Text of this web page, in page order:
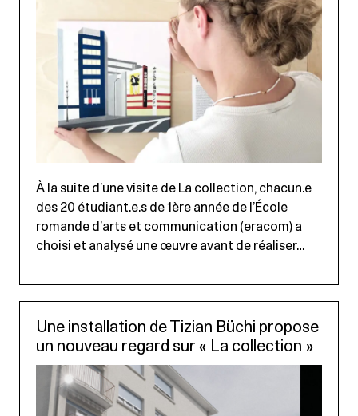
À la suite d’une visite de La collection, chacun.e
des 20 étudiant.e.s de 1ère année de l’École
romande d’arts et communication (eracom) a
choisi et analysé une œuvre avant de réaliser…
Une installation de Tizian Büchi propose
un nouveau regard sur « La collection »